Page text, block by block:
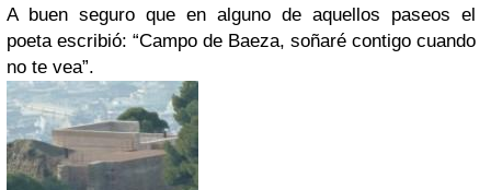
A buen seguro que en alguno de aquellos paseos el
poeta escribió: “Campo de Baeza, soñaré contigo cuando
no te vea”.